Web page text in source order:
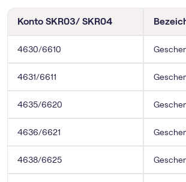
Konto SKR03/ SKR04
4630/6610
4631/6611
4635/6620
4636/6621
4638/6625